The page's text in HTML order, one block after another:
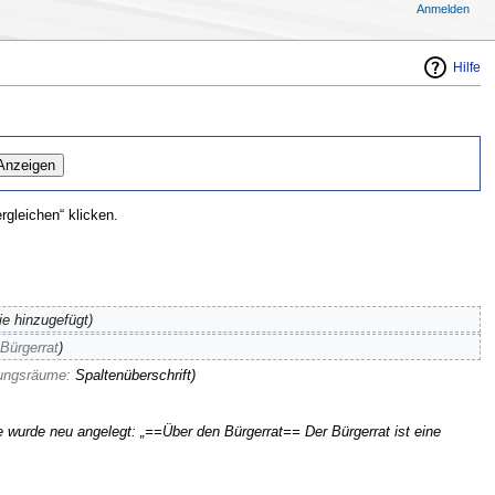
Hilfe
klicken.
hinzugefügt)
)
Spaltenüberschrift)
wurde neu angelegt: „==Über den Bürgerrat== Der Bürgerrat ist eine
Anmelden